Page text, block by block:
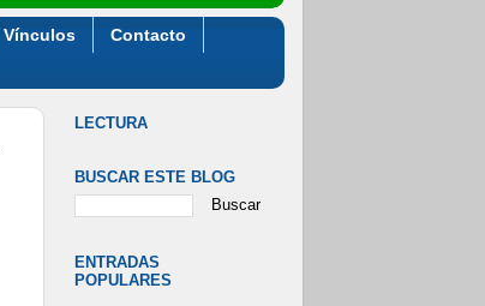
Vínculos
Contacto
LECTURA
BUSCAR ESTE BLOG
ENTRADAS
POPULARES